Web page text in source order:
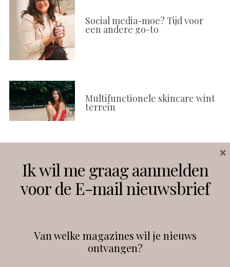
Social media-moe? Tijd voor
een andere go-to
Multifunctionele skincare wint
terrein
Instagram Facebook
debeautyprofessional
Ik wil me graag aanmelden
voor de E-mail nieuwsbrief
Van welke magazines wil je nieuws
ontvangen?
×